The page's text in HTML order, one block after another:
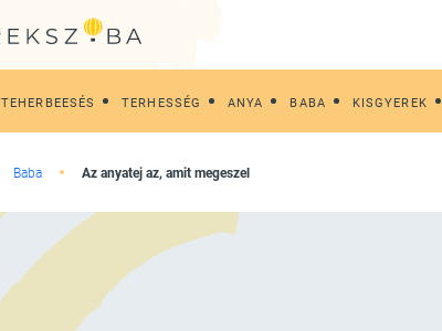
TEHERBEESÉS TERHESSÉG ANYA BABA KISGYEREK
Baba Az anyatej az, amit megeszel